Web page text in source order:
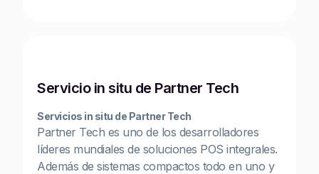
Servicio in situ de Partner Tech
Servicios in situ de Partner Tech
Partner Tech es uno de los desarrolladores
líderes mundiales de soluciones POS integrales.
Además de sistemas compactos todo en uno y